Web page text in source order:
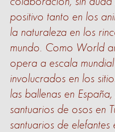
positivo tanto en los
la naturaleza en los
mundo. Como World
opera a escala
involucrados en los
las ballenas en
santuarios de osos en
santuarios de elefantes